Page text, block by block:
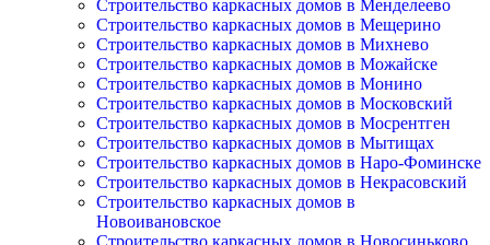
Строительство каркасных домов в Менделеево
Строительство каркасных домов в Мещерино
Строительство каркасных домов в Михнево
Строительство каркасных домов в Можайске
Строительство каркасных домов в Монино
Строительство каркасных домов в Московский
Строительство каркасных домов в Мосрентген
Строительство каркасных домов в Мытищах
Строительство каркасных домов в Наро-Фоминске
Строительство каркасных домов в Некрасовский
Строительство каркасных домов в
Новоивановское
Строительство каркасных домов в Новосиньково